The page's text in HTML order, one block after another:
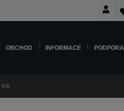
OBCHOD INFORMACE PODPORA
Ink